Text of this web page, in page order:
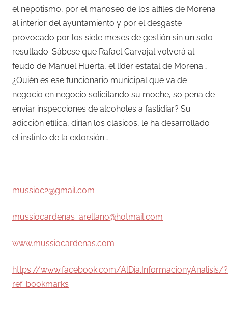
el nepotismo, por el manoseo de los alfiles de Morena
al interior del ayuntamiento y por el desgaste
provocado por los siete meses de gestión sin un solo
resultado. Sábese que Rafael Carvajal volverá al
feudo de Manuel Huerta, el líder estatal de Morena…
¿Quién es ese funcionario municipal que va de
negocio en negocio solicitando su moche, so pena de
enviar inspecciones de alcoholes a fastidiar? Su
adicción etílica, dirían los clásicos, le ha desarrollado
el instinto de la extorsión…
mussioc2@gmail.com
mussiocardenas_arellano@hotmail.com
www.mussiocardenas.com
https://www.facebook.com/AlDia.InformacionyAnalisis/?
ref=bookmarks